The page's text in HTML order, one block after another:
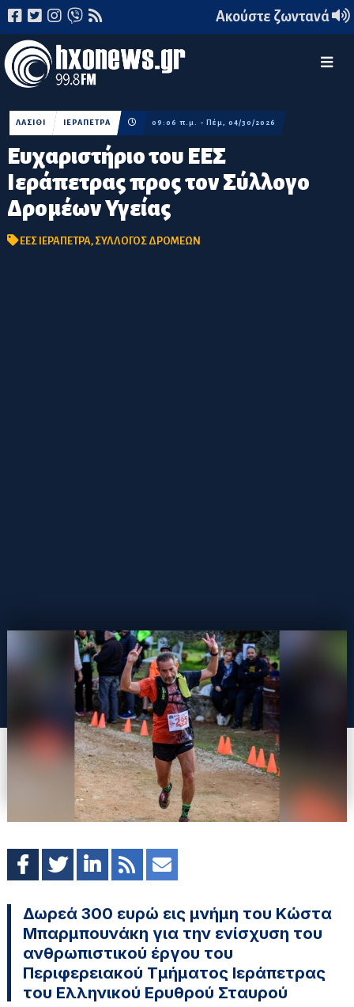
Ακούστε ζωντανά
Ευχαριστήριο του ΕΕΣ
Ιεράπετρας προς τον Σύλλογο
Δρομέων Υγείας
ΛΑΣΙΘΙ ΙΕΡΑΠΕΤΡΑ 09:06 π.μ. - Πέμ, 04/30/2026
ΕΕΣ ΙΕΡΑΠΕΤΡΑ, ΣΥΛΛΟΓΟΣ ΔΡΟΜΕΩΝ
Δωρεά 300 ευρώ εις μνήμη του Κώστα
Μπαρμπουνάκη για την ενίσχυση του
ανθρωπιστικού έργου του
Περιφερειακού Τμήματος Ιεράπετρας
του Ελληνικού Ερυθρού Σταυρού